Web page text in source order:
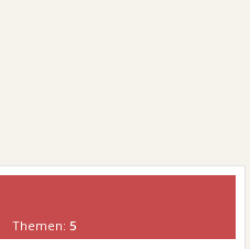
Themen: 5